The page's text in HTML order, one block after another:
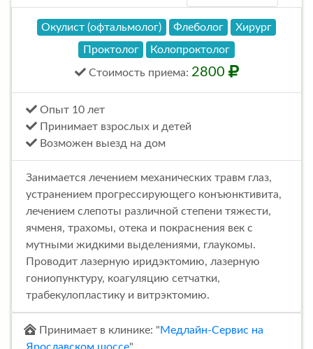
Окулист (офтальмолог) Флеболог
Хирург
Проктолог
Колопроктолог
Стоимость приема: 2800
Опыт 10 лет
Принимает взрослых и детей
Возможен выезд на дом
Занимается лечением механических травм глаз,
устранением прогрессирующего конъюнктивита,
лечением слепоты различной степени тяжести,
ячменя, трахомы, отека и покраснения век с
мутными жидкими выделениями, глаукомы.
Проводит лазерную иридэктомию, лазерную
гониопунктуру, коагуляцию сетчатки,
трабекулопластику и витрэктомию.
Принимает в клинике: "Медлайн-Сервис на